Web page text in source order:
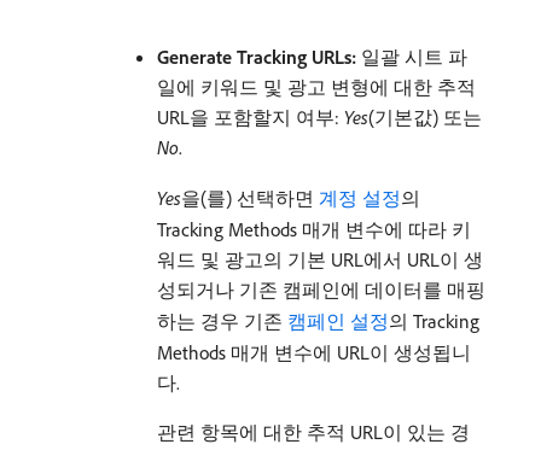
Generate Tracking URLs: 일괄 시트 파
일에 키워드 및 광고 변형에 대한 추적
URL을 포함할지 여부: Yes(기본값) 또는
No.
Yes​을(를) 선택하면 계정 설정의
Tracking Methods 매개 변수에 따라 키
워드 및 광고의 기본 URL에서 URL이 생
성되거나 기존 캠페인에 데이터를 매핑
하는 경우 기존 캠페인 설정의 Tracking
Methods 매개 변수에 URL이 생성됩니
다.
관련 항목에 대한 추적 URL이 있는 경